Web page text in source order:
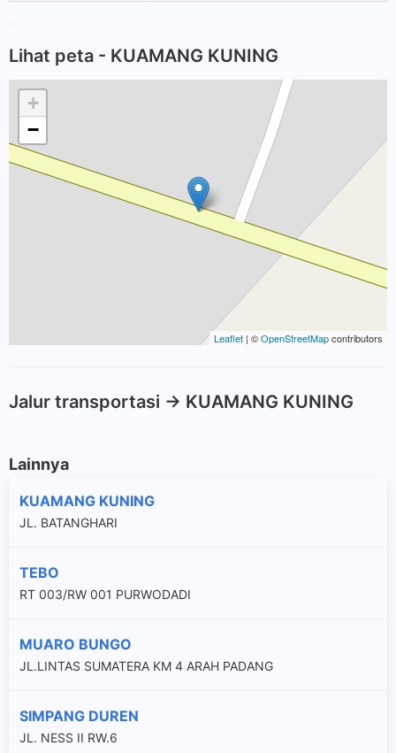
Lihat peta - KUAMANG KUNING
+
−
Leaflet | ©OpenStreetMapcontributors
Jalur transportasi -> KUAMANG KUNING
Lainnya
KUAMANG KUNING
JL. BATANGHARI
TEBO
RT 003/RW 001 PURWODADI
MUARO BUNGO
JL.LINTAS SUMATERA KM 4 ARAH PADANG
SIMPANG DUREN
JL. NESS II RW.6